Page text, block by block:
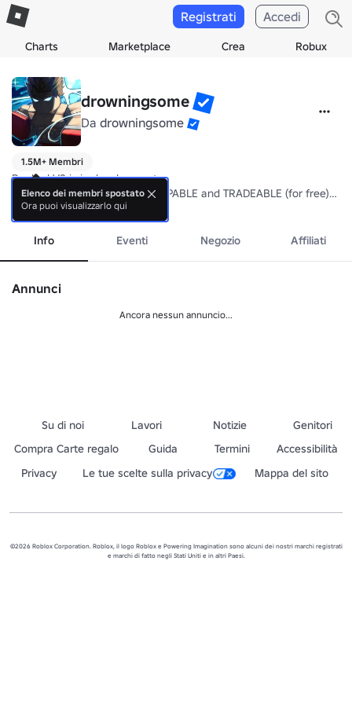
Charts Marketplace Crea Robux
Registrati Accedi
drowningsome
Da drowningsome
1.5M+ Membri
Ranked V2 is in development:
- Every gamepass will be DROPPABLE and TRADEABLE (for free)
- Ring entrances for all games
- Multiple new styles
mostra di più
Info Eventi Negozio Affiliati
Annunci
Ancora nessun annuncio...
Su di noi Lavori Notizie
Genitori
Compra Carte regalo
Guida Termini
Accessibilità
Privacy
Le tue scelte sulla privacy Mappa del sito
©2026 Roblox Corporation. Roblox, il logo Roblox e Powering Imagination sono alcuni dei nostri marchi registrati
e marchi di fatto negli Stati Uniti e in altri Paesi.
Elenco dei membri spostato
Ora puoi visualizzarlo qui